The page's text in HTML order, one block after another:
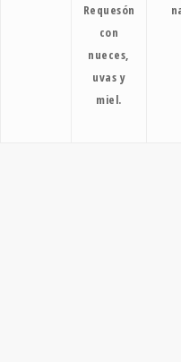
Requesón
con
nueces,
uvas y
miel.